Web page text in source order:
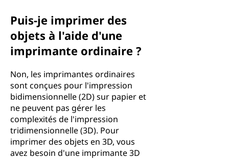
Puis-je imprimer des
objets à l'aide d'une
imprimante ordinaire ?
Non, les imprimantes ordinaires
sont conçues pour l'impression
bidimensionnelle (2D) sur papier et
ne peuvent pas gérer les
complexités de l'impression
tridimensionnelle (3D). Pour
imprimer des objets en 3D, vous
avez besoin d'une imprimante 3D